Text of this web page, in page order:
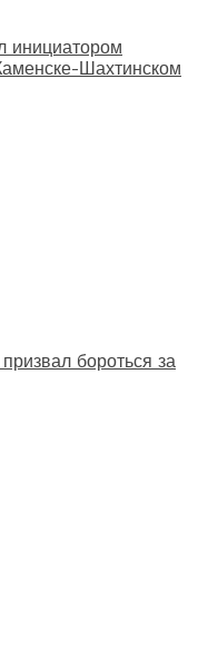
инициатором
Шахтинском
бороться за